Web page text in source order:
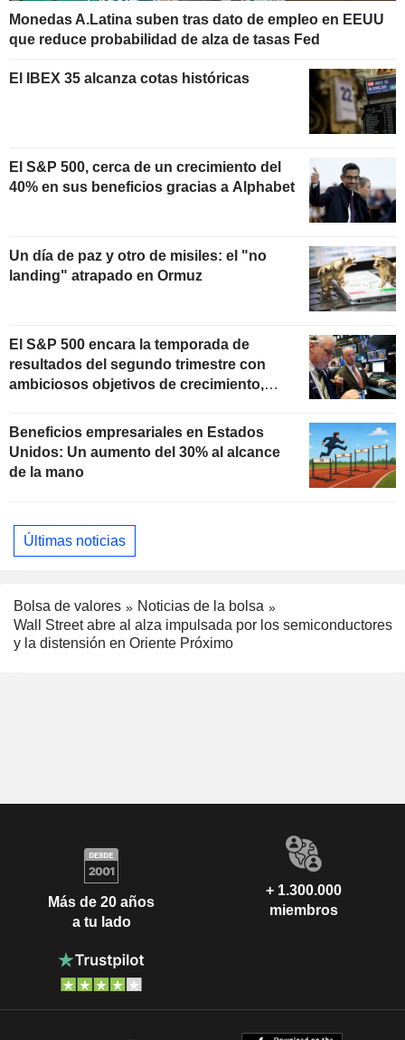
Monedas A.Latina suben tras dato de empleo en EEUU
que reduce probabilidad de alza de tasas Fed
El IBEX 35 alcanza cotas históricas
El S&P 500, cerca de un crecimiento del
40% en sus beneficios gracias a Alphabet
Un día de paz y otro de misiles: el "no
landing" atrapado en Ormuz
El S&P 500 encara la temporada de
resultados del segundo trimestre con
ambiciosos objetivos de crecimiento,
Beneficios empresariales en Estados
Unidos: Un aumento del 30% al alcance
de la mano
Últimas noticias
Bolsa de valores
Noticias de la bolsa
Wall Street abre al alza impulsada por los semiconductores
y la distensión en Oriente Próximo
Más de 20 años
a tu lado
+ 1.300.000
miembros